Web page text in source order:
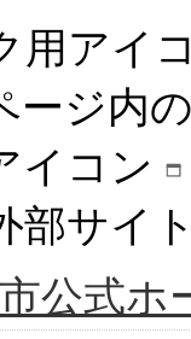
用アイ
ージ内
イコン
部サイ
公式ホ